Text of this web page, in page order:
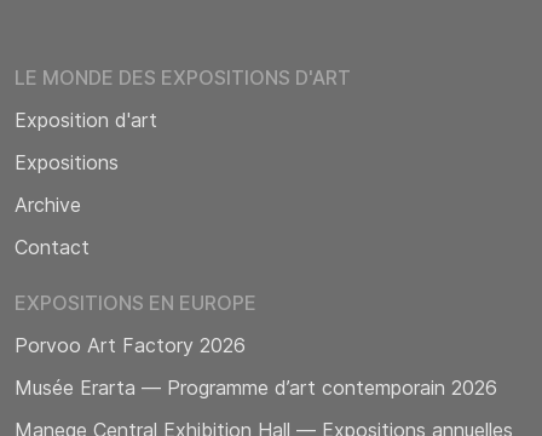
LE MONDE DES EXPOSITIONS D'ART
Exposition d'art
Expositions
Archive
Contact
EXPOSITIONS EN EUROPE
Porvoo Art Factory 2026
Musée Erarta — Programme d’art contemporain 2026
Manege Central Exhibition Hall — Expositions annuelles